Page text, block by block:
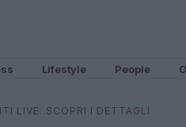
Lifestyle People
LIVE: SCOPRI I DETTAGLI